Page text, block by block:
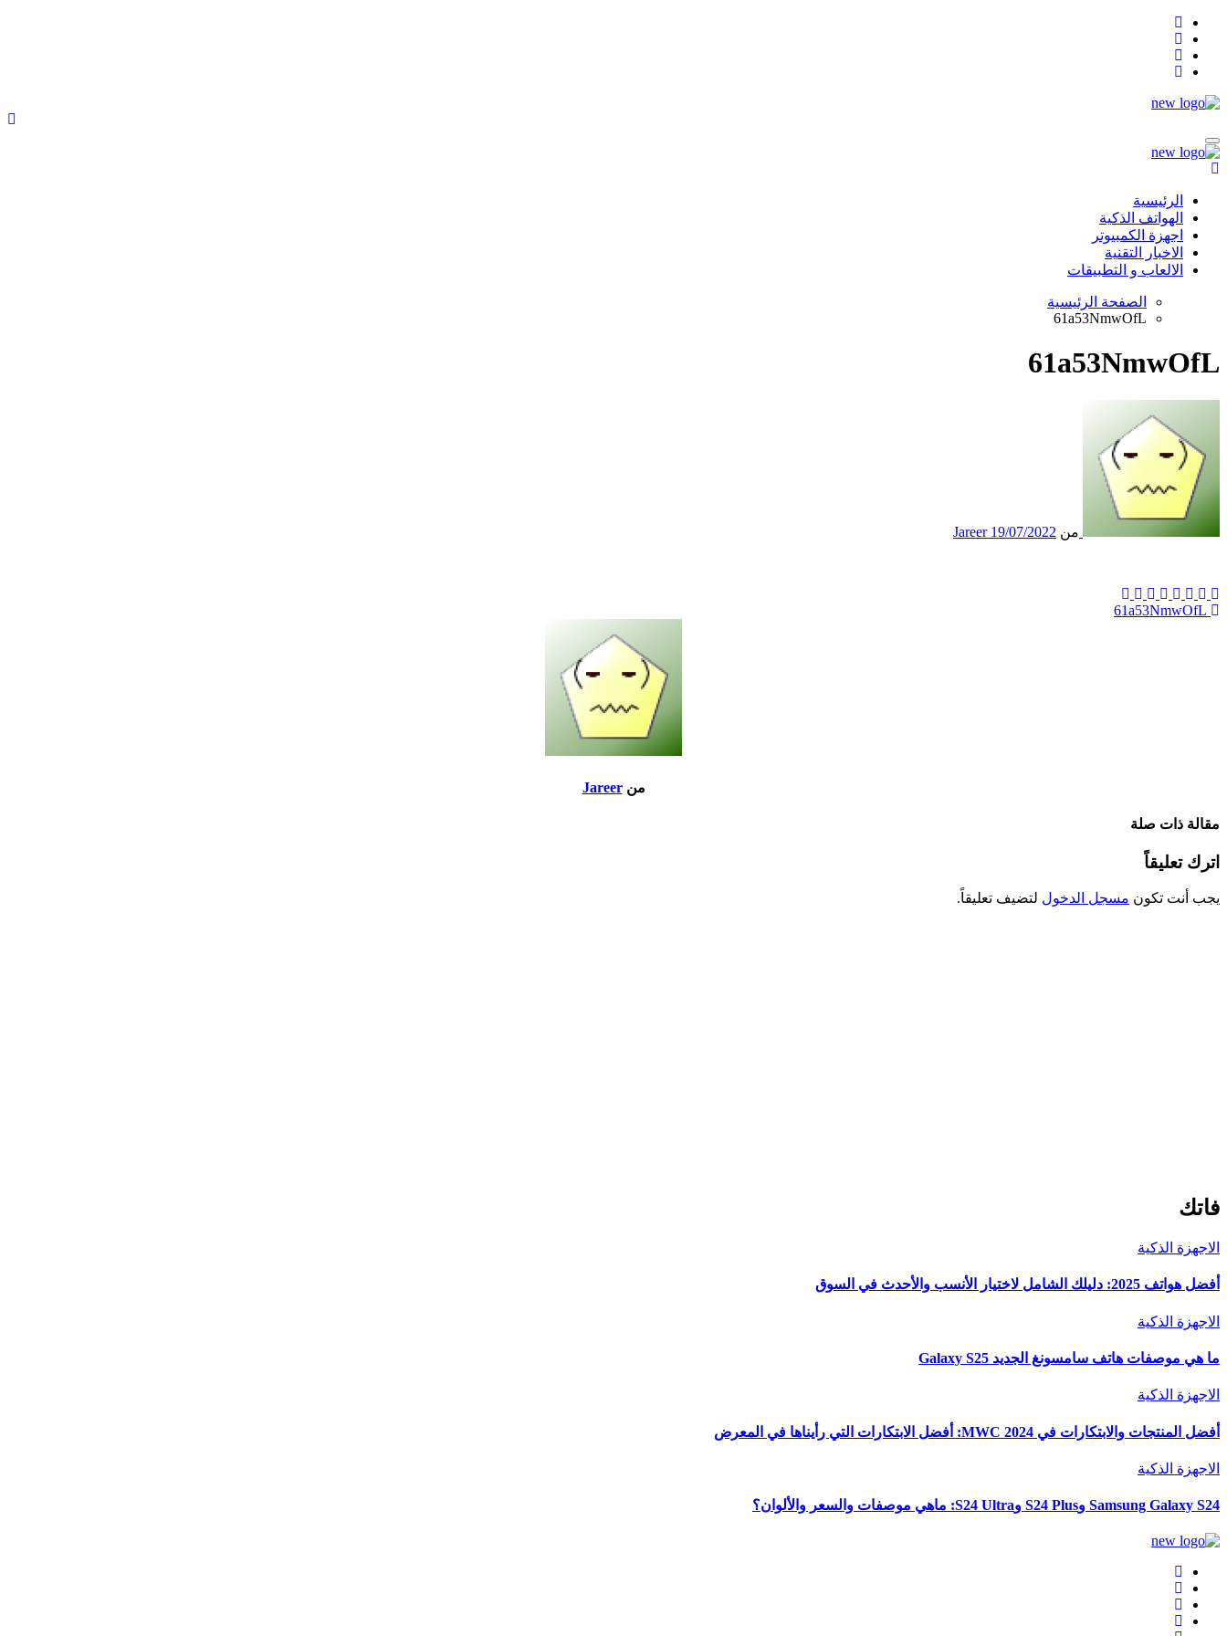
التجاوز
المحتوى
الرئيسية
الهواتف الذكية
اجهزة الكمبيوتر
الاخبار التقنية
الالعاب و التطبيقات
الصفحة الرئيسية
61a53NmwOfL
61a53NmwOfL
من Jareer 19/07/2022
تصفّح
منJareer
مقالة ذات صلة
اترك تعليقاً
يجب أنت تكون مسجل الدخول لتضيف تعليقاً.
فاتك
الاجهزة الذكية
أفضل هواتف 2025: دليلك الشامل لاختيار الأنسب والأحدث في السوق
الاجهزة الذكية
ما هي موصفات هاتف سامسونغ الجديد Galaxy S25
الاجهزة الذكية
أفضل المنتجات والابتكارات في MWC 2024: أفضل الابتكارات التي رأيناها في المعرض
الاجهزة الذكية
Samsung Galaxy S24 وS24 Plus وS24 Ultra: ماهي موصفات والسعر والألوان؟